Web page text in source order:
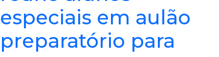
especiais em aulão
preparatório para